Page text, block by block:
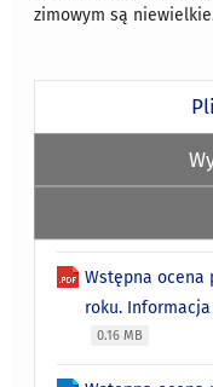
zimowym są
Wstępna ocena
roku.
0.16 MB